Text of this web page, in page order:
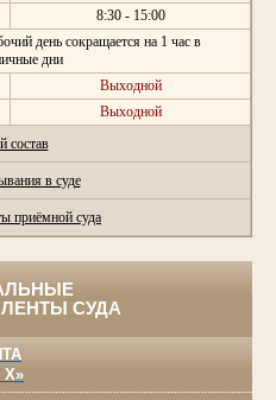
8:30 - 15:00
день сокращается на 1 час в
дни
Выходной
Выходной
состав
в суде
приёмной суда
СУДА